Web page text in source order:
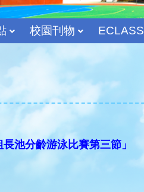
校園刊物 ECLASS
池分齡游泳比賽第三節」